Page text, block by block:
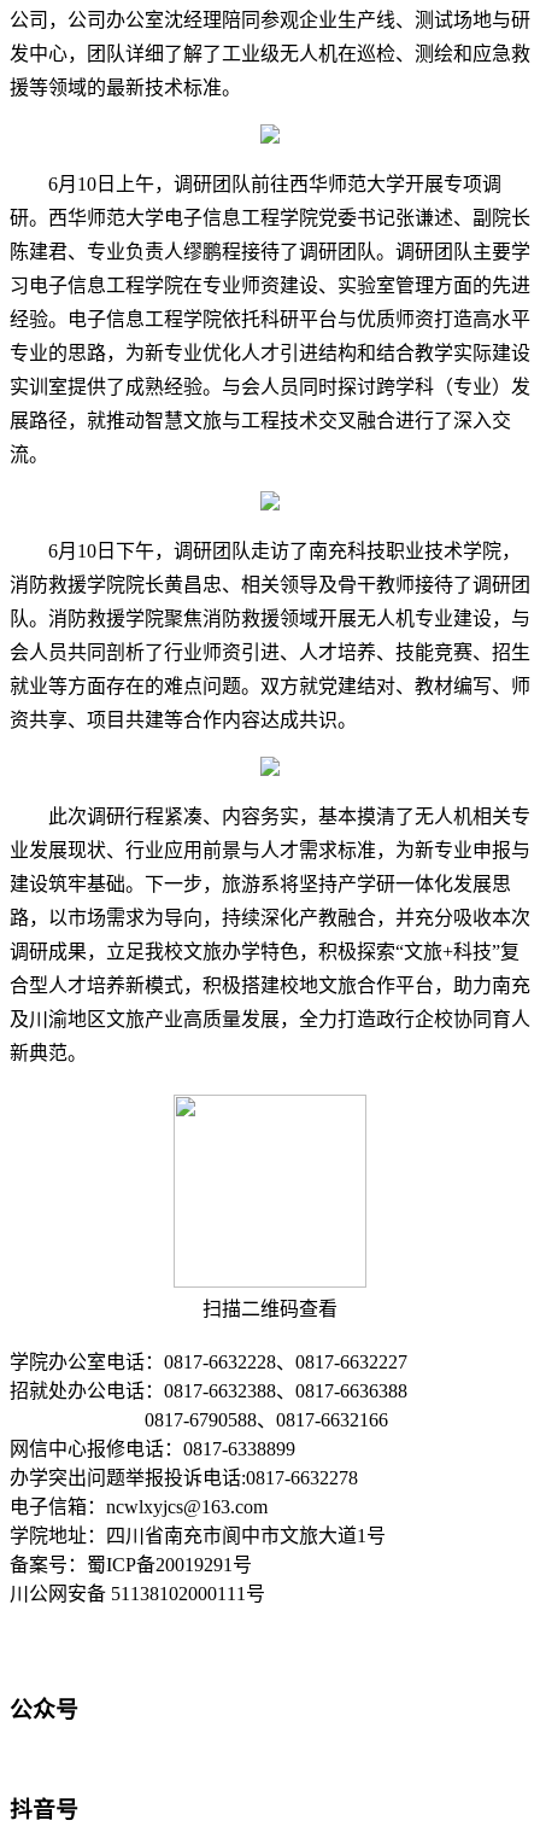
公司，公司办公室沈经理陪同参观企业生产线、测试场地与研
发中心，团队详细了解了工业级无人机在巡检、测绘和应急救
援等领域的最新技术标准。
6月10日上午，调研团队前往西华师范大学开展专项调
研。西华师范大学电子信息工程学院党委书记张谦述、副院长
陈建君、专业负责人缪鹏程接待了调研团队。调研团队主要学
习电子信息工程学院在专业师资建设、实验室管理方面的先进
经验。电子信息工程学院依托科研平台与优质师资打造高水平
专业的思路，为新专业优化人才引进结构和结合教学实际建设
实训室提供了成熟经验。与会人员同时探讨跨学科（专业）发
展路径，就推动智慧文旅与工程技术交叉融合进行了深入交
流。
6月10日下午，调研团队走访了南充科技职业技术学院，
消防救援学院院长黄昌忠、相关领导及骨干教师接待了调研团
队。消防救援学院聚焦消防救援领域开展无人机专业建设，与
会人员共同剖析了行业师资引进、人才培养、技能竞赛、招生
就业等方面存在的难点问题。双方就党建结对、教材编写、师
资共享、项目共建等合作内容达成共识。
此次调研行程紧凑、内容务实，基本摸清了无人机相关专
业发展现状、行业应用前景与人才需求标准，为新专业申报与
建设筑牢基础。下一步，旅游系将坚持产学研一体化发展思
路，以市场需求为导向，持续深化产教融合，并充分吸收本次
调研成果，立足我校文旅办学特色，积极探索“文旅+科技”复
合型人才培养新模式，积极搭建校地文旅合作平台，助力南充
及川渝地区文旅产业高质量发展，全力打造政行企校协同育人
新典范。
扫描二维码查看
学院办公室电话：0817-6632228、0817-6632227
招就处办公电话：0817-6632388、0817-6636388
0817-6790588、0817-6632166
网信中心报修电话：0817-6338899
办学突出问题举报投诉电话:0817-6632278
电子信箱：ncwlxyjcs@163.com
学院地址：四川省南充市阆中市文旅大道1号
备案号：蜀ICP备20019291号
川公网安备 51138102000111号
公众号
抖音号